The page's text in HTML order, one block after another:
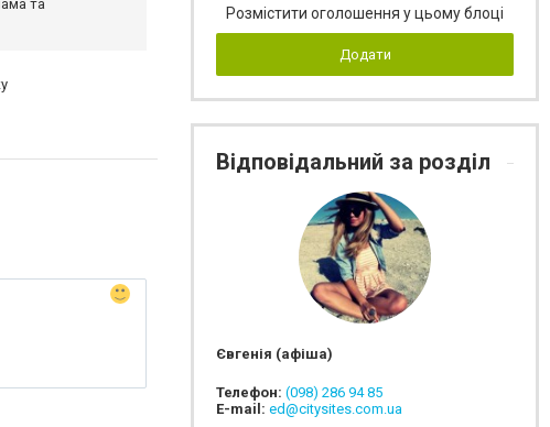
та
Розмістити оголошення у цьому блоці
Додати
Відповідальний за розділ
Євгенія (афіша)
Телефон: (098) 286 94 85
E-mail: ed@citysites.com.ua